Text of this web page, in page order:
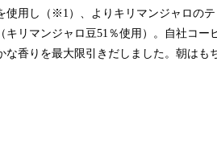
用し（※1）、よりキリマンジャロのテ
リマンジャロ豆51％使用）。自社コー
香りを最大限引きだしました。朝はも